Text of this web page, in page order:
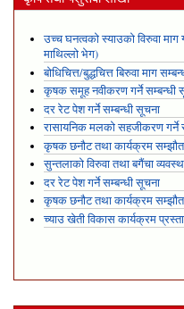
उच्च घनत्वको स्याउको विरुवा
माथिल्लो भेग)
बोधिचित्त/बुद्धचित्त बिरुवा माग
कृषक समूह नवीकरण गर्ने सम्बन्धी
दर रेट पेश गर्ने सम्बन्धी सूचना
रासायनिक मलको सहजीकरण गर्ने
कृषक छनौट तथा कार्यक्रम
सुन्तलाको विरुवा तथा बगैंचा
दर रेट पेश गर्ने सम्बन्धी सूचना
कृषक छनौट तथा कार्यक्रम
च्याउ खेती विकास कार्यक्रम